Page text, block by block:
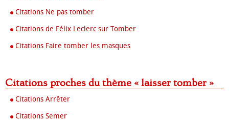
Citations Ne pas tomber
Citations de Félix Leclerc sur Tomber
Citations Faire tomber les masques
Citations proches du thème « laisser tomber »
Citations Arrêter
Citations Semer